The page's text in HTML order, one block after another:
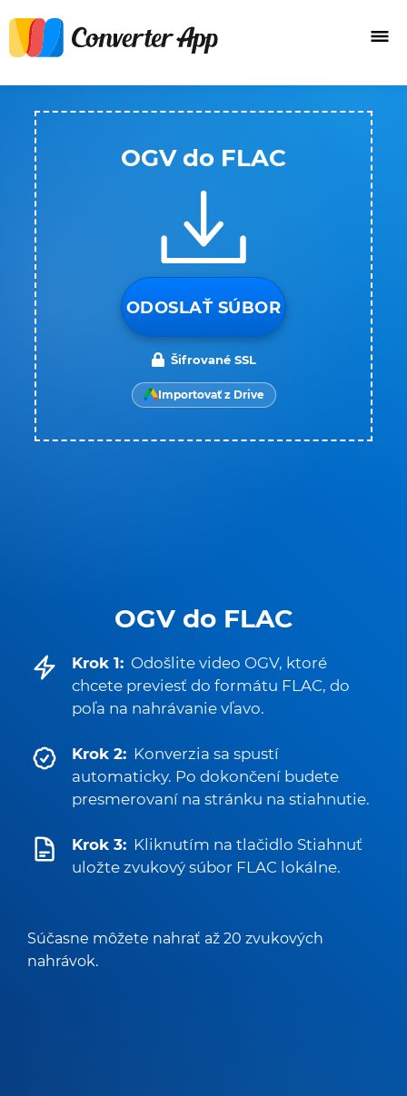
OGV do FLAC
Krok 1: Odošlite video OGV, ktoré
chcete previesť do formátu FLAC, do
poľa na nahrávanie vľavo.
Krok 2: Konverzia sa spustí
automaticky. Po dokončení budete
presmerovaní na stránku na stiahnutie.
Krok 3: Kliknutím na tlačidlo Stiahnuť
uložte zvukový súbor FLAC lokálne.
Súčasne môžete nahrať až 20 zvukových
nahrávok.
OGV do FLAC
ODOSLAŤ SÚBOR
Šifrované SSL
Importovať z Drive